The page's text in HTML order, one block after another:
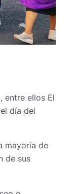
entre ellos El
día del
mayoría de
de sus